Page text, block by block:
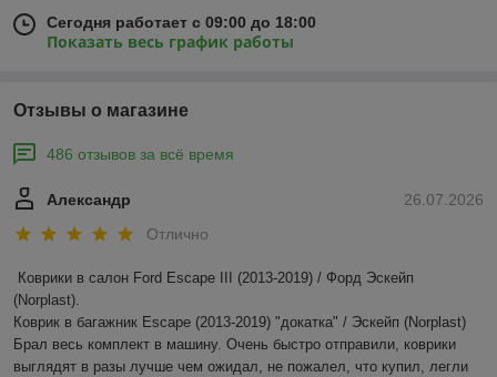
Сегодня работает с 09:00 до 18:00
Показать весь график работы
Отзывы о магазине
486 отзывов за всё время
26.07.2026
Александр
Отлично
Коврики в салон Ford Escape III (2013-2019) / Форд Эскейп
(Norplast).
Коврик в багажник Escape (2013-2019) "докатка" / Эскейп (Norplast)
Брал весь комплект в машину. Очень быстро отправили, коврики
выглядят в разы лучше чем ожидал, не пожалел, что купил, легли